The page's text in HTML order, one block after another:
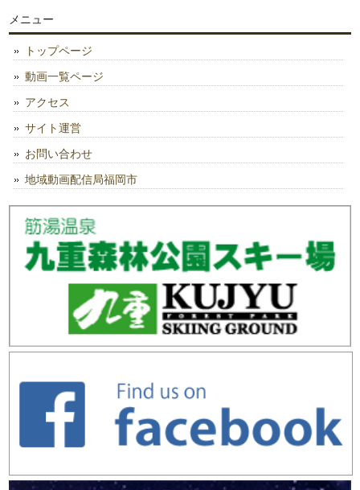
メニュー
トップページ
動画一覧ページ
アクセス
サイト運営
お問い合わせ
地域動画配信局福岡市